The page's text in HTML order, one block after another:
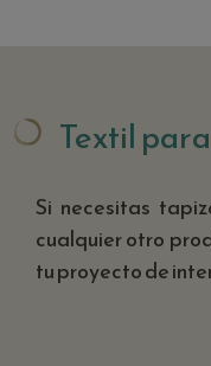
Textil
Si necesitas
cualquier otro
tu proyecto de